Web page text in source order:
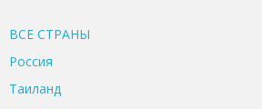
ВСЕ CТРАНЫ
Россия
Таиланд